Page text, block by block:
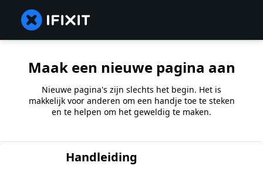
Maak een nieuwe pagina aan
Nieuwe pagina's zijn slechts het begin. Het is
makkelijk voor anderen om een handje toe te steken
en te helpen om het geweldig te maken.
Handleiding